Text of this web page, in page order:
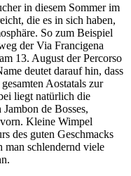
in diesem Sommer im
die es in sich haben,
So zum Beispiel
der Via Francigena
13. August der Percorso
deutet darauf hin, dass
Aostatals zur
liegt natürlich die
de Bosses,
Kleine Wimpel
des guten Geschmacks
man schlendernd viele